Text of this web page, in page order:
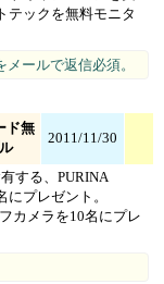
テックを無料モニタ
ールで返信必須。
ド無
2011/11/30
する、PURINA
プレゼント。
カメラを10名にプレ